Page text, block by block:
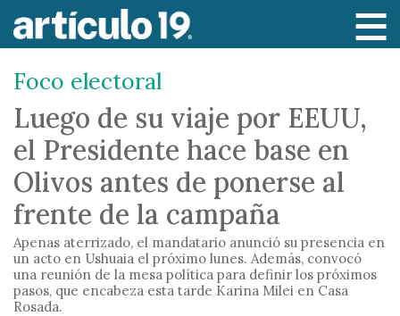
a
l
o
n
e
n
Foco electoral
Luego de su viaje por EEUU,
el Presidente hace base en
Olivos antes de ponerse al
frente de la campaña
Apenas aterrizado, el mandatario anunció su presencia en
un acto en Ushuaia el próximo lunes. Además, convocó
una reunión de la mesa política para definir los próximos
pasos, que encabeza esta tarde Karina Milei en Casa
Rosada.